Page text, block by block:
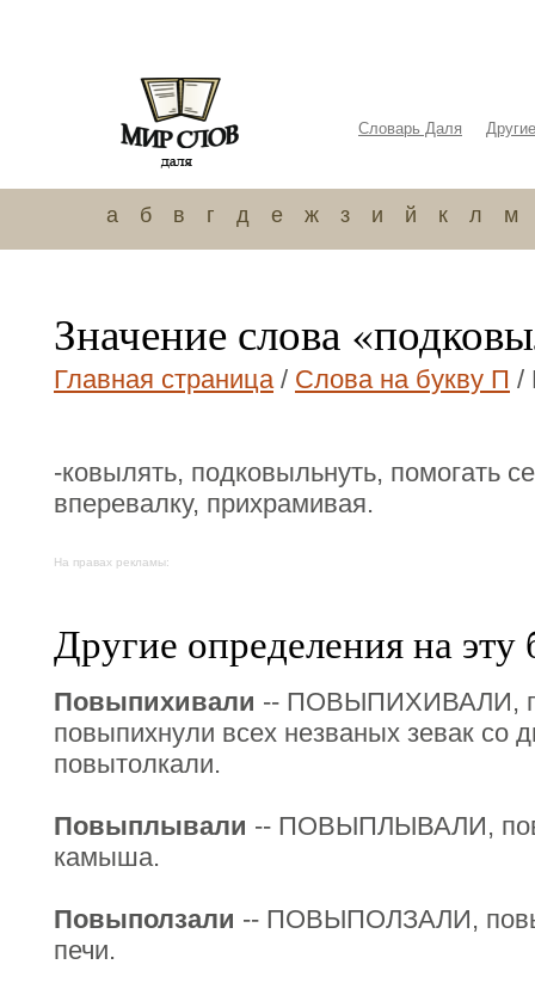
Словарь Даля
а б в г д е ж з и й к л м
Значение слова
Главная страница/ Слова на букву П /
-ковылять, подковыльнуть, помогать
вперевалку, прихрамивая.
На правах рекламы:
Другие определения на эту
Повыпихивали -- ПОВЫПИХИВАЛИ,
повыпихнули всех незваных зевак со
повытолкали.
Повыплывали -- ПОВЫПЛЫВАЛИ,
камыша.
Повыползали -- ПОВЫПОЛЗАЛИ,
печи.